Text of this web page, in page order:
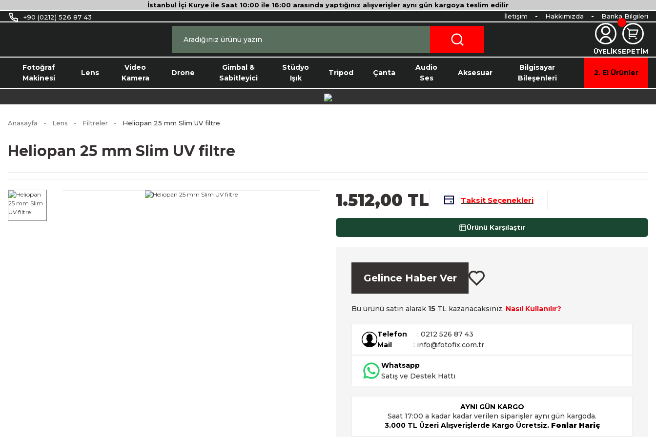
İstanbul İçi Kurye ile Saat 10:00 ile 16:00 arasında yaptığınız alışverişler aynı gün kargoya teslim edilir
+90 (0212) 526 87 43
İletişim Hakkımızda Banka Bilgileri
ÜYELİKSEPETİM
Fotoğraf
Makinesi
Lens
Video
Kamera
Drone
Gimbal &
Sabitleyici
Stüdyo
Işık
Tripod Çanta
Audio
Ses
Aksesuar
Bilgisayar
Bileşenleri
2. El Ürünler
Anasayfa Lens Filtreler Heliopan 25 mm Slim UV filtre
Heliopan 25 mm Slim UV filtre
1.512,00 TL Taksit Seçenekleri
Ürünü Karşılaştır
Gelince Haber Ver
Bu ürünü satın alarak 15 TL kazanacaksınız. Nasıl Kullanılır?
Telefon
: 0212 526 87 43
Mail
: info@fotofix.com.tr
Whatsapp
Satış ve Destek Hattı
AYNI GÜN KARGO
Saat 17:00 a kadar kadar verilen siparişler aynı gün kargoda.
3.000 TL Üzeri Alışverişlerde Kargo Ücretsiz. Fonlar Hariç